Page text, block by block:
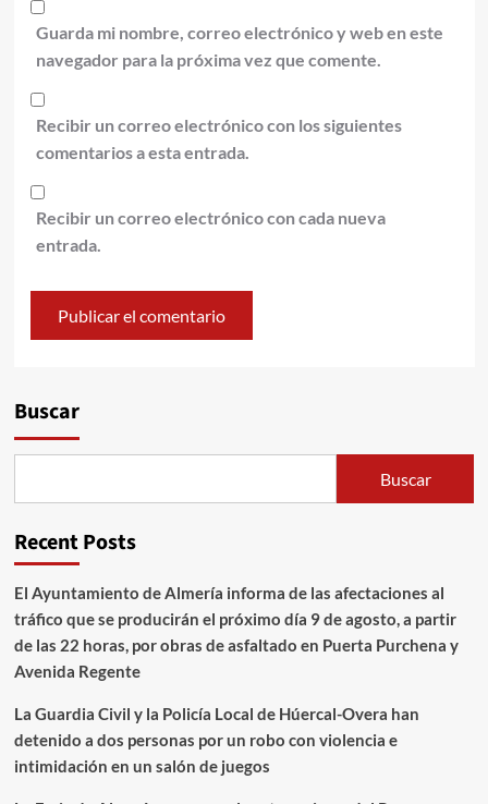
Guarda mi nombre, correo electrónico y web en este
navegador para la próxima vez que comente.
Recibir un correo electrónico con los siguientes
comentarios a esta entrada.
Recibir un correo electrónico con cada nueva
entrada.
Buscar
Buscar
Recent Posts
El Ayuntamiento de Almería informa de las afectaciones al
tráfico que se producirán el próximo día 9 de agosto, a partir
de las 22 horas, por obras de asfaltado en Puerta Purchena y
Avenida Regente
La Guardia Civil y la Policía Local de Húercal-Overa han
detenido a dos personas por un robo con violencia e
intimidación en un salón de juegos